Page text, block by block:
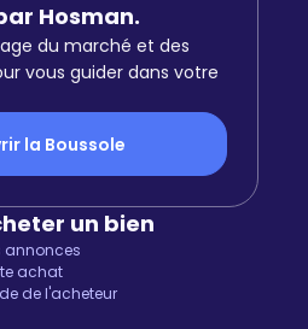
Hosman.
du marché et des
vous guider dans votre
la Boussole
un bien
annonces
achat
de l'acheteur